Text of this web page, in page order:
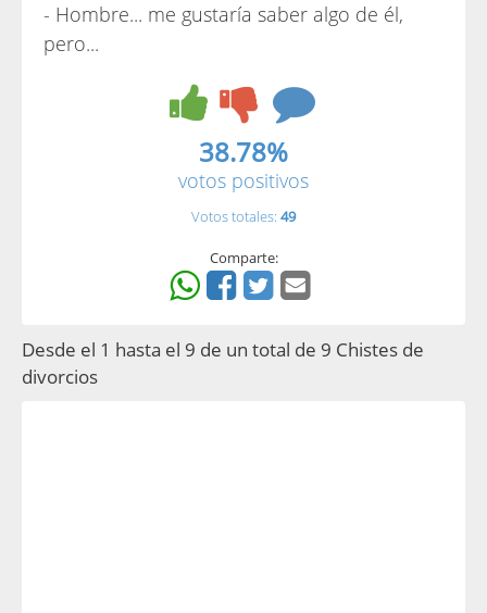
- Hombre... me gustaría saber algo de él,
pero...
38.78%
votos positivos
Votos totales: 49
Comparte:
Desde el 1 hasta el 9 de un total de 9 Chistes de
divorcios